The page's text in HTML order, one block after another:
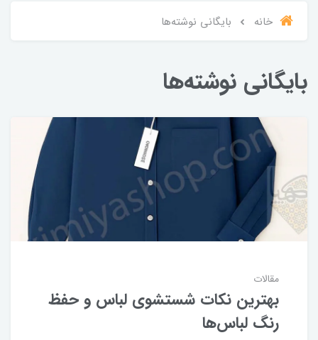
خانه بایگانی نوشته‌ها
بایگانی نوشته‌ها
مقالات
بهترین نکات شستشوی لباس و حفظ
رنگ لباس‌ها